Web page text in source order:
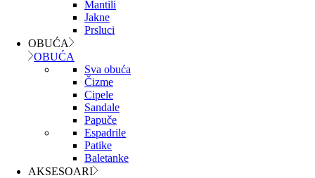
Mantili
Jakne
Prsluci
OBUĆA
OBUĆA
Sva obuća
Čizme
Cipele
Sandale
Papuče
Espadrile
Patike
Baletanke
AKSESOARI